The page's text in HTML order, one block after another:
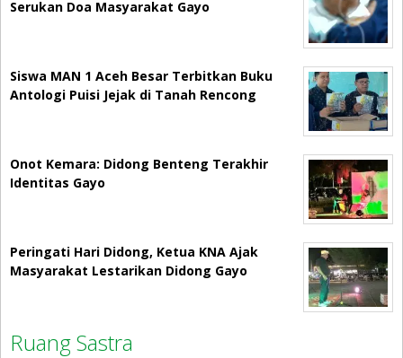
Serukan Doa Masyarakat Gayo
Siswa MAN 1 Aceh Besar Terbitkan Buku
Antologi Puisi Jejak di Tanah Rencong
Onot Kemara: Didong Benteng Terakhir
Identitas Gayo
Peringati Hari Didong, Ketua KNA Ajak
Masyarakat Lestarikan Didong Gayo
Ruang Sastra